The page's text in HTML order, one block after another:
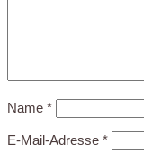
Name *
E-Mail-Adresse *